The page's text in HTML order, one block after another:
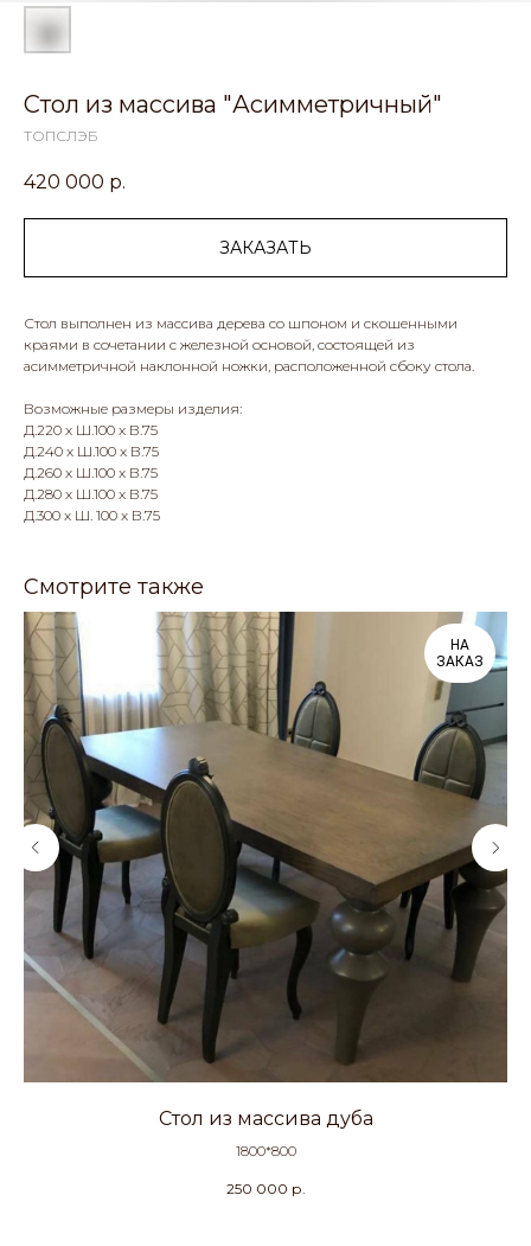
Стол из массива "Асимметричный"
ТОПСЛЭБ
420 000 р.
ЗАКАЗАТЬ
Стол выполнен из массива дерева со шпоном и скошенными
краями в сочетании с железной основой, состоящей из
асимметричной наклонной ножки, расположенной сбоку стола.
Возможные размеры изделия:
Д.220 x Ш.100 x В.75
Д.240 x Ш.100 x В.75
Д.260 x Ш.100 x В.75
Д.280 x Ш.100 x В.75
Д.300 x Ш. 100 х В.75
Смотрите также
НА
ЗАКАЗ
Стол из массива дуба
1800*800
250 000 р.